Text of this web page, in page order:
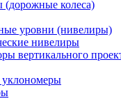
(дорожные колеса)
уровни (нивелиры)
нивелиры
вертикального